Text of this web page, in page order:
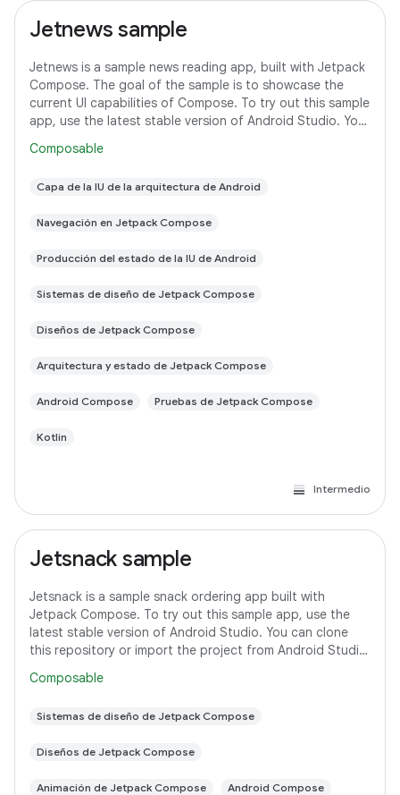
Jetnews sample
Jetnews is a sample news reading app, built with Jetpack
Compose. The goal of the sample is to showcase the
current UI capabilities of Compose. To try out this sample
app, use the latest stable version of Android Studio. You
Composable
Capa de la IU de la arquitectura de Android
Navegación en Jetpack Compose
Producción del estado de la IU de Android
Sistemas de diseño de Jetpack Compose
Diseños de Jetpack Compose
Arquitectura y estado de Jetpack Compose
Android Compose Pruebas de Jetpack Compose
Kotlin
Intermedio
Jetsnack sample
Jetsnack is a sample snack ordering app built with
Jetpack Compose. To try out this sample app, use the
latest stable version of Android Studio. You can clone
this repository or import the project from Android Studio
Composable
Sistemas de diseño de Jetpack Compose
Diseños de Jetpack Compose
Animación de Jetpack Compose Android Compose